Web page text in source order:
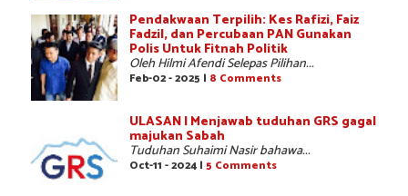
Pendakwaan Terpilih: Kes Rafizi, Faiz
Fadzil, dan Percubaan PAN Gunakan
Polis Untuk Fitnah Politik
Oleh Hilmi Afendi Selepas Pilihan...
Feb-02 - 2025 | 8 Comments
ULASAN | Menjawab tuduhan GRS gagal
majukan Sabah
Tuduhan Suhaimi Nasir bahawa...
Oct-11 - 2024 | 5 Comments